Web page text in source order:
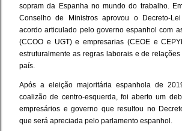
sopram da Espanha no mundo do trabalho.
Conselho de Ministros aprovou o Decreto-
acordo articulado pelo governo espanhol com
(CCOO e UGT) e empresarias (CEOE e
estruturalmente as regras laborais e de
país.
Após a eleição majoritária espanhola de
coalizão de centro-esquerda, foi aberto um
empresários e governo que resultou no
que será apreciada pelo parlamento espanhol.